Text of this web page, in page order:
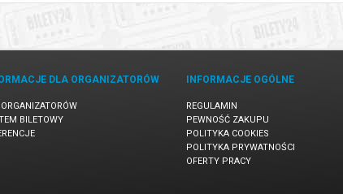
DLA ORGANIZATORÓW
BILETOWY
INFORMACJE OGÓLNE
REGULAMIN
PEWNOŚĆ ZAKUPU
POLITYKA COOKIES
POLITYKA PRYWATNOŚCI
OFERTY PRACY